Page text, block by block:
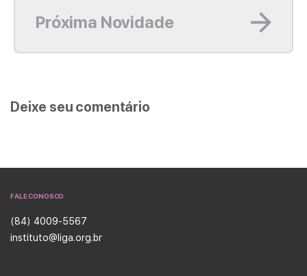
Próxima Novidade
Deixe seu comentário
FALE CONOSCO
(84) 4009-5567
instituto@liga.org.br